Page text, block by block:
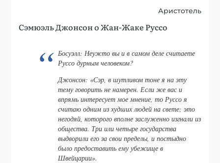
Аристотель
Сэмюэль Джонсон о Жан-Жаке Руссо
Босуэлл: Неужто вы и в самом деле считаете
Руссо дурным человеком?
Джонсон: «Сэр, в шутливом тоне я на эту
тему говорить не намерен. Если же вас и
впрямь интересует мое мнение, то Руссо я
считаю одним из худших людей на свете; это
негодяй, которого вполне заслуженно изгнали из
общества. Три или четыре государства
выдворили его за свои пределы, и постыдно
было предоставить ему убежище в
Швейцарии».